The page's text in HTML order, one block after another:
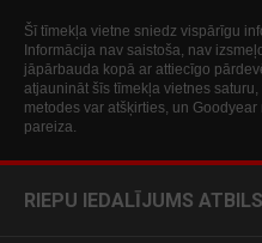
Šī tīmekļa vietne sniedz vispārīgu
Informācija nav saistoša, nav
jāpārbauda kopā ar attiecīgo
atjaunināt šīs tīmekļa vietnes
metodes var atšķirties, un
pareiza.
RIEPU IEDALĪJUMS